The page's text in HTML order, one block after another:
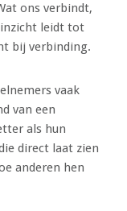
ons verbindt,
leidt tot
bij verbinding.
vaak
van een
als hun
direct laat zien
anderen hen